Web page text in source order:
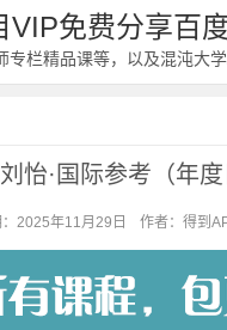
免费分享百
栏精品课等，以及混沌大
刘怡·国际参考（年度
：2025年11月29日 作者：得到